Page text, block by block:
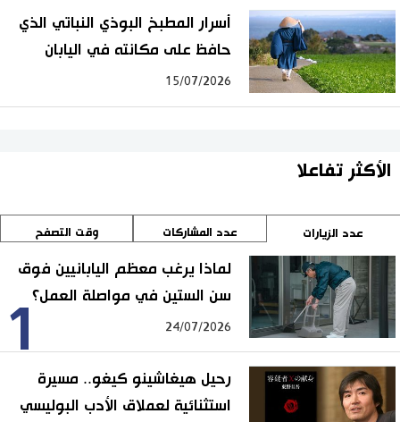
أسرار المطبخ البوذي النباتي الذي
حافظ على مكانته في اليابان
15/07/2026
الأكثر تفاعلا
عدد الزيارات عدد المشاركات وقت التصفح
1
لماذا يرغب معظم اليابانيين فوق
سن الستين في مواصلة العمل؟
24/07/2026
رحيل هيغاشينو كيغو.. مسيرة
استثنائية لعملاق الأدب البوليسي